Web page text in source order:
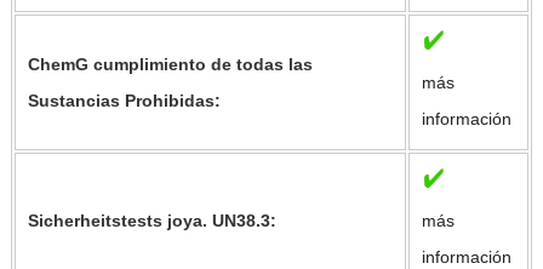
ChemG cumplimiento de todas las
Sustancias Prohibidas:
más
información
Sicherheitstests joya. UN38.3:
más
información